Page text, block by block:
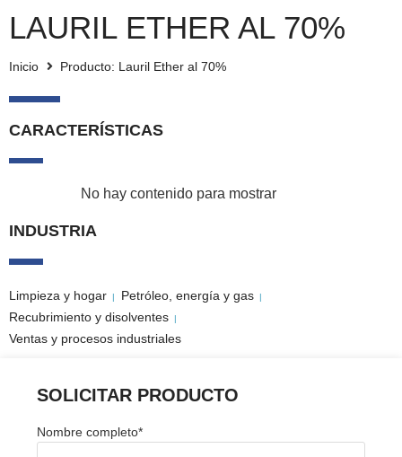
LAURIL ETHER AL 70%
Inicio Producto: Lauril Ether al 70%
CARACTERÍSTICAS
No hay contenido para mostrar
INDUSTRIA
Limpieza y hogar | Petróleo, energía y gas |
Recubrimiento y disolventes |
Ventas y procesos industriales
SOLICITAR PRODUCTO
Nombre completo*